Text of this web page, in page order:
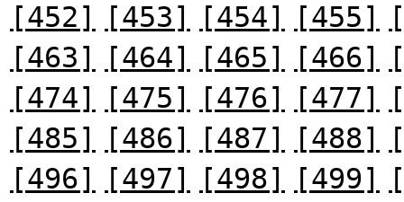
[452]
[453] [454] [455]
[463]
[464] [465] [466]
[474]
[475] [476] [477]
[485]
[486] [487] [488]
[496]
[497] [498] [499]